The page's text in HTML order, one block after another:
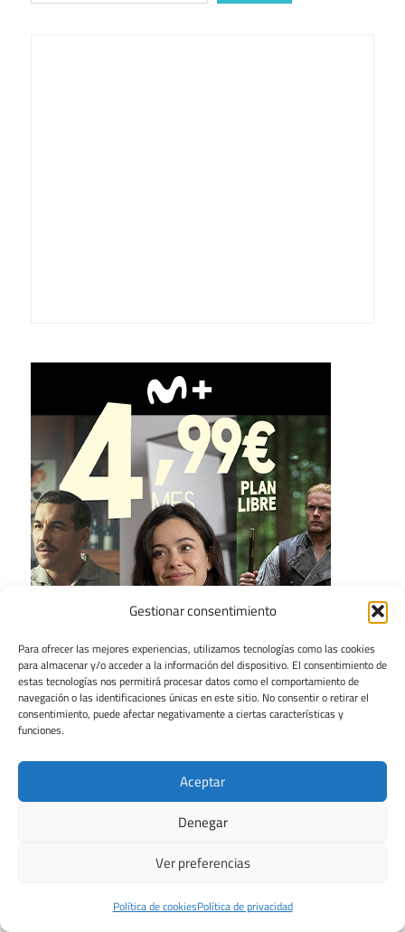
Gestionar consentimiento
Para ofrecer las mejores experiencias, utilizamos tecnologías como las cookies
para almacenar y/o acceder a la información del dispositivo. El consentimiento de
estas tecnologías nos permitirá procesar datos como el comportamiento de
navegación o las identificaciones únicas en este sitio. No consentir o retirar el
consentimiento, puede afectar negativamente a ciertas características y
funciones.
Aceptar
Denegar
Ver preferencias
Política de cookiesPolítica de privacidad